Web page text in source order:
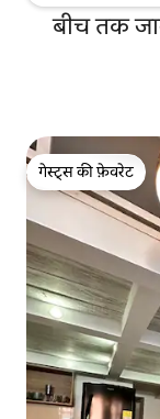
बीच तक
गेस्ट्स की फ़ेवरेट
गेस्ट्स की फ़ेवरेट